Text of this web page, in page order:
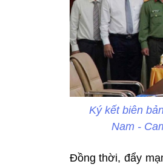
Ký kết biên
Nam -
Đồng thời, đẩy